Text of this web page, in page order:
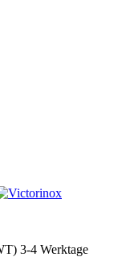
3-4 Werktage